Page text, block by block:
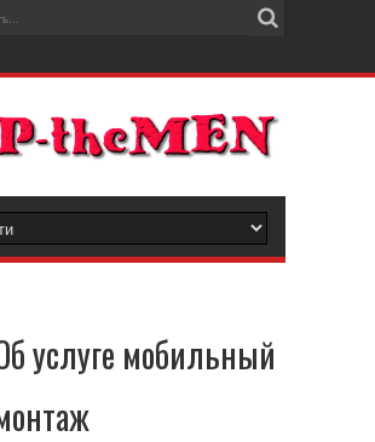
услуге мобильный